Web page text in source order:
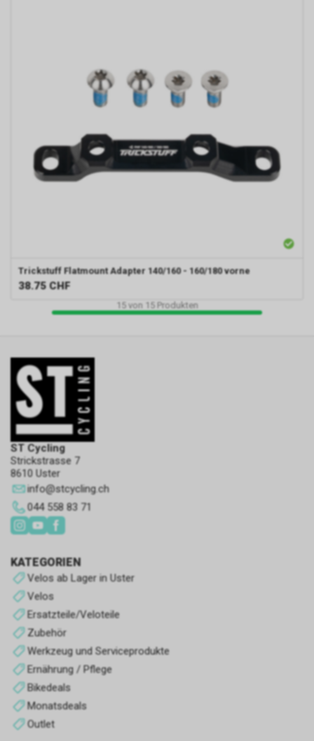
Trickstuff Flatmount Adapter 140/160 - 160/180 vorne
38.75 CHF
15 von 15 Produkten
ST Cycling
Strickstrasse 7
8610 Uster
info@stcycling.ch
044 558 83 71
KATEGORIEN
Velos ab Lager in Uster
Velos
Ersatzteile/Veloteile
Zubehör
Werkzeug und Serviceprodukte
Ernährung / Pflege
Bikedeals
Monatsdeals
Outlet